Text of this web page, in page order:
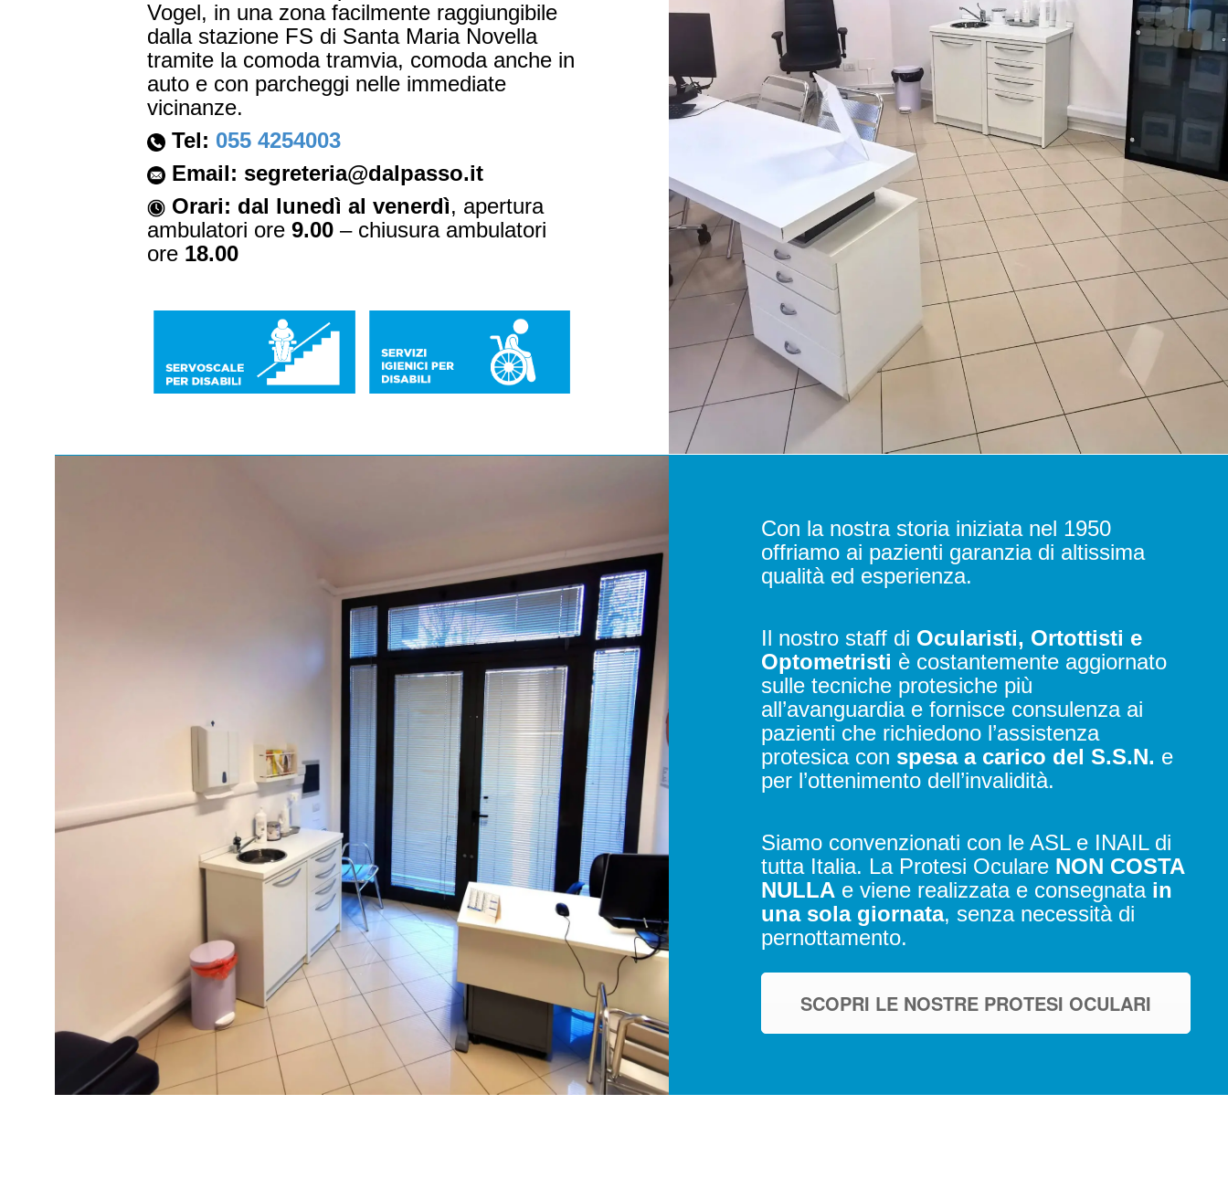
Vogel, in una zona facilmente raggiungibile
dalla stazione FS di Santa Maria Novella
tramite la comoda tramvia, comoda anche in
auto e con parcheggi nelle immediate
vicinanze.
Tel: 055 4254003
Email: segreteria@dalpasso.it
Orari: dal lunedì al venerdì, apertura
ambulatori ore 9.00– chiusura ambulatori
ore 18.00
Con la nostra storia iniziata nel 1950
offriamo ai pazienti garanzia di altissima
qualità ed esperienza.
Il nostro staff di Ocularisti, Ortottisti e
Optometristi è costantemente aggiornato
sulle tecniche protesiche più
all’avanguardiae fornisce consulenza ai
pazienti che richiedono l’assistenza
protesica con spesa a carico del S.S.N. e
per l’ottenimento dell’invalidità.
Siamo convenzionati con le ASL e INAIL di
tutta Italia. La Protesi Oculare NON COSTA
NULLAe viene realizzata e consegnata in
una sola giornata, senza necessità di
pernottamento.
SCOPRI LE NOSTRE PROTESI OCULARI